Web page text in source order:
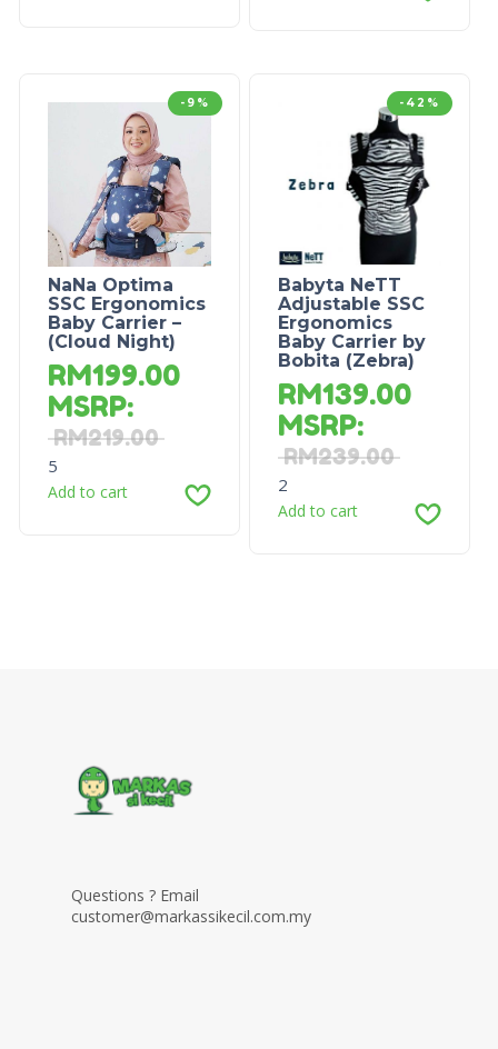
-9%
NaNa Optima
SSC Ergonomics
Baby Carrier –
(Cloud Night)
RM199.00
MSRP:
RM219.00
5
Add to cart
-42%
Babyta NeTT
Adjustable SSC
Ergonomics
Baby Carrier by
Bobita (Zebra)
RM139.00
MSRP:
RM239.00
2
Add to cart
Questions ? Email
customer@markassikecil.com.my